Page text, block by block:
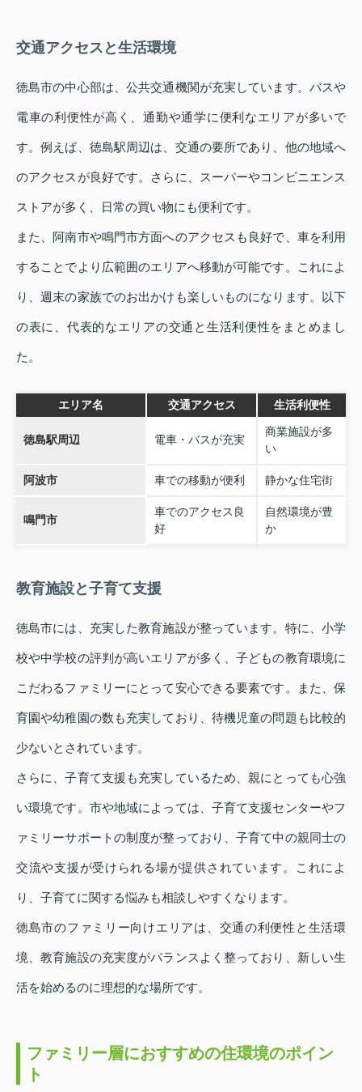
交通アクセスと生活環境
徳島市の中心部は、公共交通機関が充実しています。バスや
電車の利便性が高く、通勤や通学に便利なエリアが多いで
す。例えば、徳島駅周辺は、交通の要所であり、他の地域へ
のアクセスが良好です。さらに、スーパーやコンビニエンス
ストアが多く、日常の買い物にも便利です。
また、阿南市や鳴門市方面へのアクセスも良好で、車を利用
することでより広範囲のエリアへ移動が可能です。これによ
り、週末の家族でのお出かけも楽しいものになります。以下
の表に、代表的なエリアの交通と生活利便性をまとめまし
た。
エリア名 交通アクセス 生活利便性
徳島駅周辺 電車・バスが充実
商業施設が多
い
阿波市 車での移動が便利 静かな住宅街
鳴門市
車でのアクセス良
好
自然環境が豊
か
教育施設と子育て支援
徳島市には、充実した教育施設が整っています。特に、小学
校や中学校の評判が高いエリアが多く、子どもの教育環境に
こだわるファミリーにとって安心できる要素です。また、保
育園や幼稚園の数も充実しており、待機児童の問題も比較的
少ないとされています。
さらに、子育て支援も充実しているため、親にとっても心強
い環境です。市や地域によっては、子育て支援センターやフ
ァミリーサポートの制度が整っており、子育て中の親同士の
交流や支援が受けられる場が提供されています。これによ
り、子育てに関する悩みも相談しやすくなります。
徳島市のファミリー向けエリアは、交通の利便性と生活環
境、教育施設の充実度がバランスよく整っており、新しい生
活を始めるのに理想的な場所です。
ファミリー層におすすめの住環境のポイン
ト